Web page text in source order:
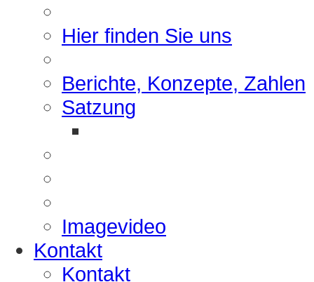
Hier finden Sie uns
Berichte, Konzepte, Zahlen
Satzung
Imagevideo
Kontakt
Kontakt